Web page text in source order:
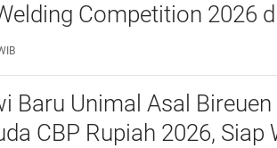
Competition 2026
Baru Unimal Asal
CBP Rupiah 2026, Siap